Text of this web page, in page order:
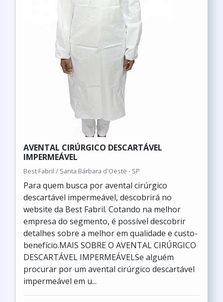
AVENTAL CIRÚRGICO DESCARTÁVEL
IMPERMEÁVEL
Best Fabril / Santa Bárbara d'Oeste - SP
Para quem busca por avental cirúrgico
descartável impermeável, descobrirá no
website da Best Fabril. Cotando na melhor
empresa do segmento, é possível descobrir
detalhes sobre a melhor em qualidade e custo-
benefício.MAIS SOBRE O AVENTAL CIRÚRGICO
DESCARTÁVEL IMPERMEÁVELSe alguém
procurar por um avental cirúrgico descartável
impermeável em u...